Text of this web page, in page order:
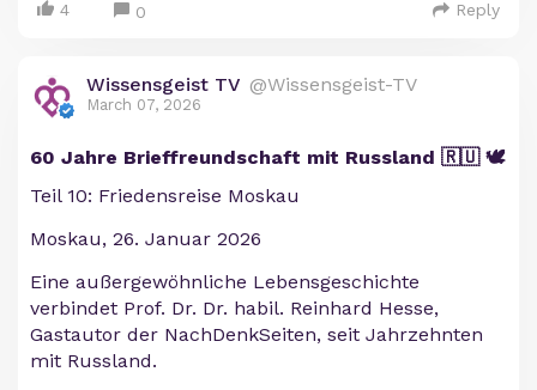
4 0 Reply
Wissensgeist TV @Wissensgeist-TV
March 07, 2026
60 Jahre Brieffreundschaft mit Russland 🇷🇺 🕊️
Teil 10: Friedensreise Moskau
Moskau, 26. Januar 2026
Eine außergewöhnliche Lebensgeschichte
verbindet Prof. Dr. Dr. habil. Reinhard Hesse,
Gastautor der NachDenkSeiten, seit Jahrzehnten
mit Russland.